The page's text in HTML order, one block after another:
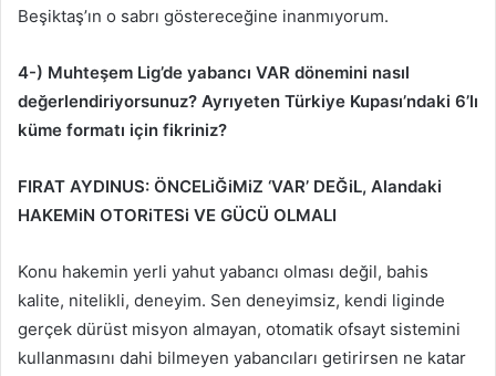
Beşiktaş’ın o sabrı göstereceğine inanmıyorum.
4-) Muhteşem Lig’de yabancı VAR dönemini nasıl
değerlendiriyorsunuz? Ayrıyeten Türkiye Kupası’ndaki 6’lı
küme formatı için fikriniz?
FIRAT AYDINUS: ÖNCELiĞiMiZ ‘VAR’ DEĞiL, Alandaki
HAKEMiN OTORiTESi VE GÜCÜ OLMALI
Konu hakemin yerli yahut yabancı olması değil, bahis
kalite, nitelikli, deneyim. Sen deneyimsiz, kendi liginde
gerçek dürüst misyon almayan, otomatik ofsayt sistemini
kullanmasını dahi bilmeyen yabancıları getirirsen ne katar